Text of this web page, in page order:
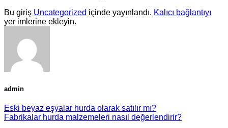
Bu giriş Uncategorized içinde yayınlandı. Kalıcı bağlantıyı
yer imlerine ekleyin.
admin
Eski beyaz eşyalar hurda olarak satılır mı?
Fabrikalar hurda malzemeleri nasıl değerlendirir?